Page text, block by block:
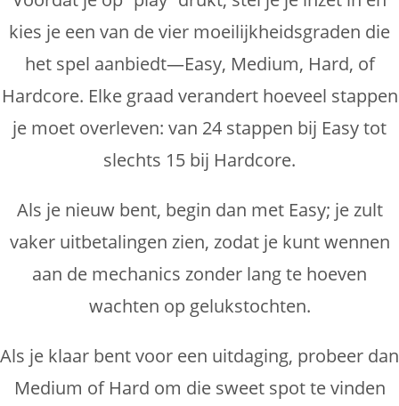
kies je een van de vier moeilijkheidsgraden die
het spel aanbiedt—Easy, Medium, Hard, of
Hardcore. Elke graad verandert hoeveel stappen
je moet overleven: van 24 stappen bij Easy tot
slechts 15 bij Hardcore.
Als je nieuw bent, begin dan met Easy; je zult
vaker uitbetalingen zien, zodat je kunt wennen
aan de mechanics zonder lang te hoeven
wachten op gelukstochten.
Als je klaar bent voor een uitdaging, probeer dan
Medium of Hard om die sweet spot te vinden